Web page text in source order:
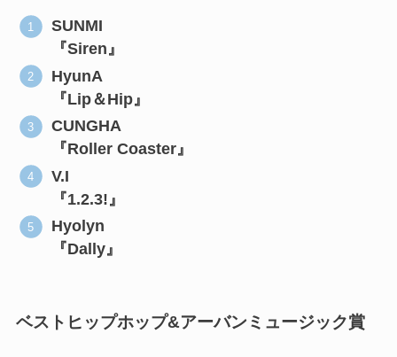
SUNMI
『Siren』
HyunA
『Lip＆Hip』
CUNGHA
『Roller Coaster』
V.I
『1.2.3!』
Hyolyn
『Dally』
ベストヒップホップ&アーバンミュージック賞